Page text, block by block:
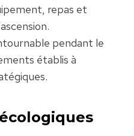
repas et
pendant le
établis à